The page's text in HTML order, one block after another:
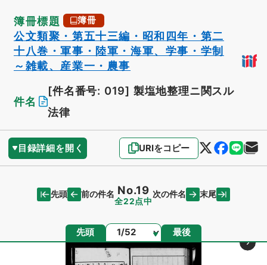
簿冊標題 簿冊
公文類聚・第五十三編・昭和四年・第二
十八巻・軍事・陸軍・海軍、学事・学制
～雑載、産業一・農事
件名
[件名番号: 019] 製塩地整理ニ関スル
法律
目録詳細を開く URIをコピー
先頭 前の件名 No.19
全22点中
次の件名 末尾
先頭 ページ 最後